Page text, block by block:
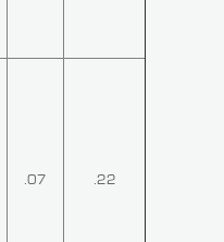
.07 .22